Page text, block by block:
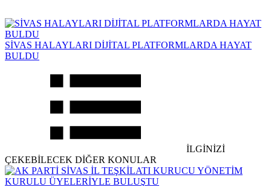
SİVAS HALAYLARI DİJİTAL PLATFORMLARDA HAYAT
BULDU
İLGİNİZİ
ÇEKEBİLECEK DİĞER KONULAR